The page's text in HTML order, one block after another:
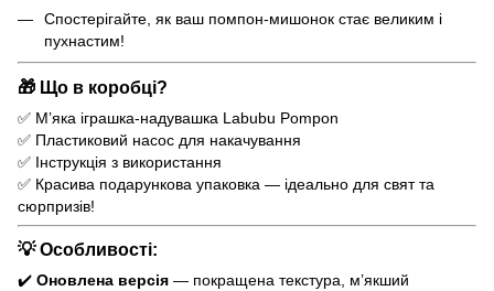
Спостерігайте, як ваш помпон-мишонок стає великим і
пухнастим!
🎁 Що в коробці?
✅ М’яка іграшка-надувашка Labubu Pompon
✅ Пластиковий насос для накачування
✅ Інструкція з використання
✅ Красива подарункова упаковка — ідеально для свят та
сюрпризів!
💡 Особливості:
✔️ Оновлена версія — покращена текстура, м’якший